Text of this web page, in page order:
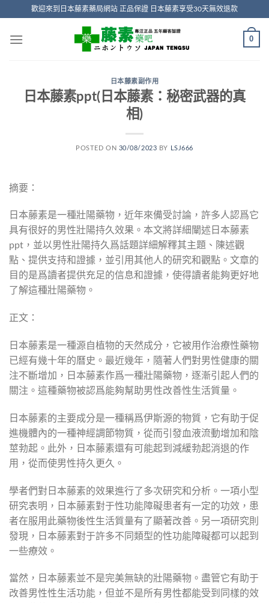
content
歡迎來到日本藤素藥局網站 正品保證 日本藤素享受30天無效退款
0
日本藤素副作用
日本藤素ppt(日本藤素：秘密武器的真
相)
POSTED ON 30/08/2023 BY LSJ666
摘要：
日本藤素是一種壯陽藥物，近年來備受討論，許多人認爲它
具有很好的男性壯陽持久效果。本文將詳細闡述日本藤素
ppt，並以男性壯陽持久爲話題詳細解釋其主題、陳述觀
點、提供支持和證據，並引用其他人的研究和觀點。文章的
目的是爲讀者提供充足的信息和證據，使得讀者能夠更好地
了解這種壯陽藥物。
正文：
日本藤素是一種源自植物的天然成分，它被用作治療性藥物
已經有幾十年的曆史。最近幾年，隨著人們對男性健康的關
注不斷增加，日本藤素作爲一種壯陽藥物，逐漸引起人們的
關注。這種藥物被認爲能夠幫助男性改善性生活質量。
日本藤素的主要成分是一種稱爲伊斯源的物質，它有助于促
進機體內的一種神經調節物質，從而引發血液流動增加和陰
莖勃起。此外，日本藤素還有可能起到減緩勃起消退的作
用，從而使男性持久更久。
學者們對日本藤素的效果進行了多次研究和分析。一項小型
研究表明，日本藤素對于性功能障礙患者有一定的功效，患
者在服用此藥物後性生活質量有了顯著改善。另一項研究則
發現，日本藤素對于許多不同類型的性功能障礙都可以起到
一些療效。
當然，日本藤素並不是完美無缺的壯陽藥物。盡管它有助于
改善男性性生活功能，但並不是所有男性都能受到同樣的效